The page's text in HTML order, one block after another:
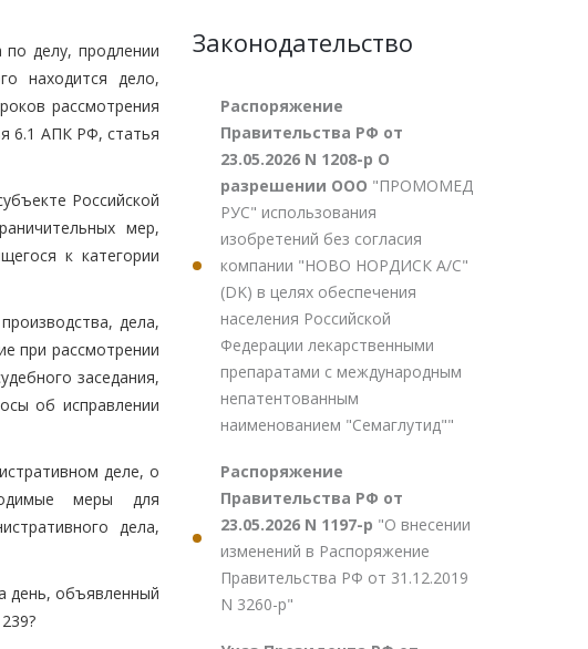
делу, продлении
находится дело,
рассмотрения
6.1 АПК РФ, статья
Российской
мер,
к категории
дела,
при рассмотрении
заседания,
об исправлении
деле, о
меры для
дела,
день, объявленный
Законодательство
Распоряжение
Правительства РФ от
23.05.2026 N 1208-р О
разрешении ООО "ПРОМОМЕД
РУС" использования
изобретений без согласия
компании "НОВО НОРДИСК А/С"
(DK) в целях обеспечения
населения Российской
Федерации лекарственными
препаратами с международным
непатентованным
наименованием "Семаглутид""
Распоряжение
Правительства РФ от
23.05.2026 N 1197-р "О внесении
изменений в Распоряжение
Правительства РФ от 31.12.2019
N 3260-р"